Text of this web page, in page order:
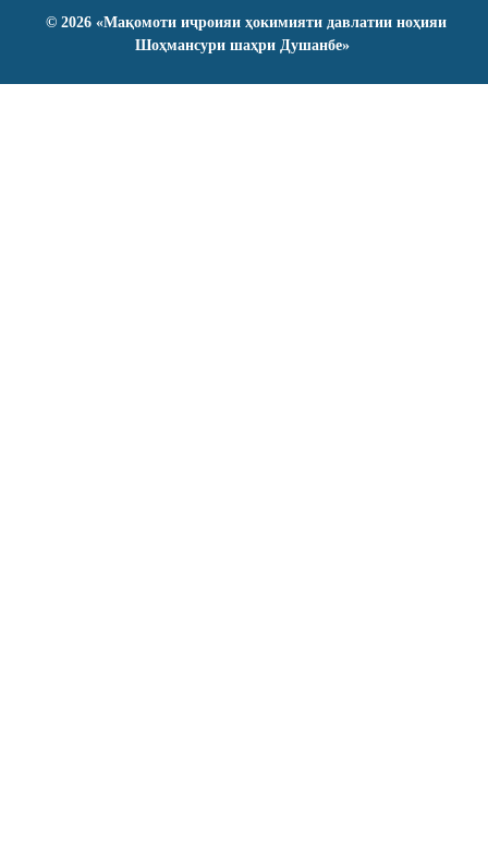
© 2026 «Мақомоти иҷроияи ҳокимияти давлатии ноҳияи
Шоҳмансури шаҳри Душанбе»